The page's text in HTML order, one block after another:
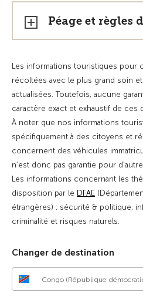
Péage et règles
Les informations touristiques pour
récoltées avec le plus grand soin
actualisées. Toutefois, aucune
caractère exact et exhaustif de ces
À noter que nos informations
spécifiquement à des citoyens et
concernent des véhicules
n’est donc pas garantie pour
Les informations concernant les
disposition par le DFAE
étrangères) : sécurité & politique,
criminalité et risques naturels.
Changer de destination
Congo (République